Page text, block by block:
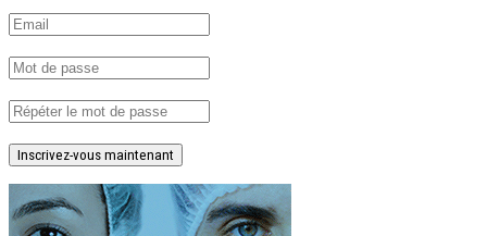
Inscrivez-vous maintenant